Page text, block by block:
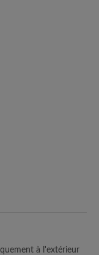
à l'extérieur